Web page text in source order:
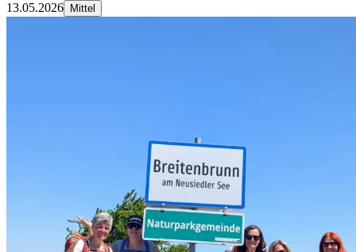
13.05.2026 Mittel